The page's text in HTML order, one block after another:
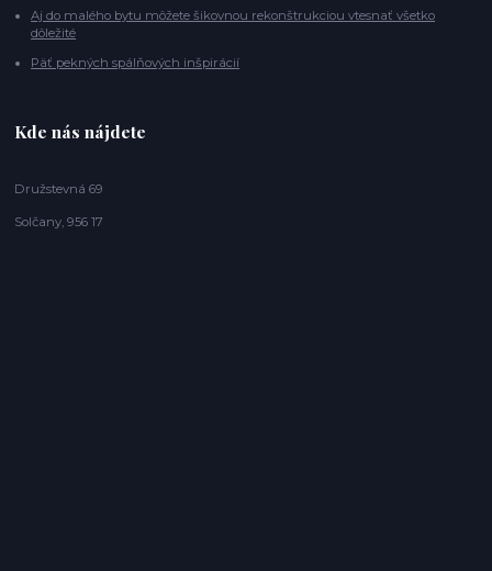
Aj do malého bytu môžete šikovnou rekonštrukciou vtesnať všetko
dôležité
Päť pekných spálňových inšpirácií
Kde nás nájdete
Družstevná 69
Solčany, 956 17